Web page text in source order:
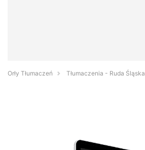
Orły Tłumaczeń Tłumaczenia - Ruda Śląska